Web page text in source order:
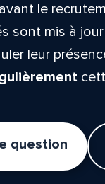
le
sont mis à
leur
question